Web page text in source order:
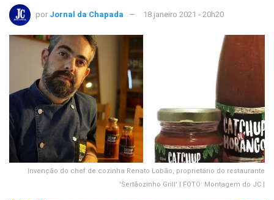
por Jornal da Chapada 18 janeiro 2021 - 20h20
Invenção do chef de cozinha Renato Lobão, proprietário do restaurante
'Sertãozinho Grill' | FOTO: Montagem do JC |